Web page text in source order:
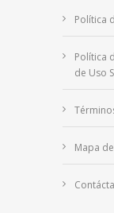
Política
Política
de Uso
Mapa